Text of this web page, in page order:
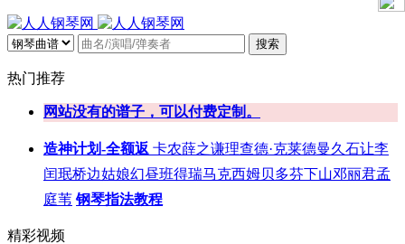
搜索
热门推荐
网站没有的谱子，可以付费定制。
造神计划-全额返 卡农薛之谦理查德·克莱德曼久石让李
闰珉桥边姑娘幻昼班得瑞马克西姆贝多芬下山邓丽君孟
庭苇 钢琴指法教程
精彩视频